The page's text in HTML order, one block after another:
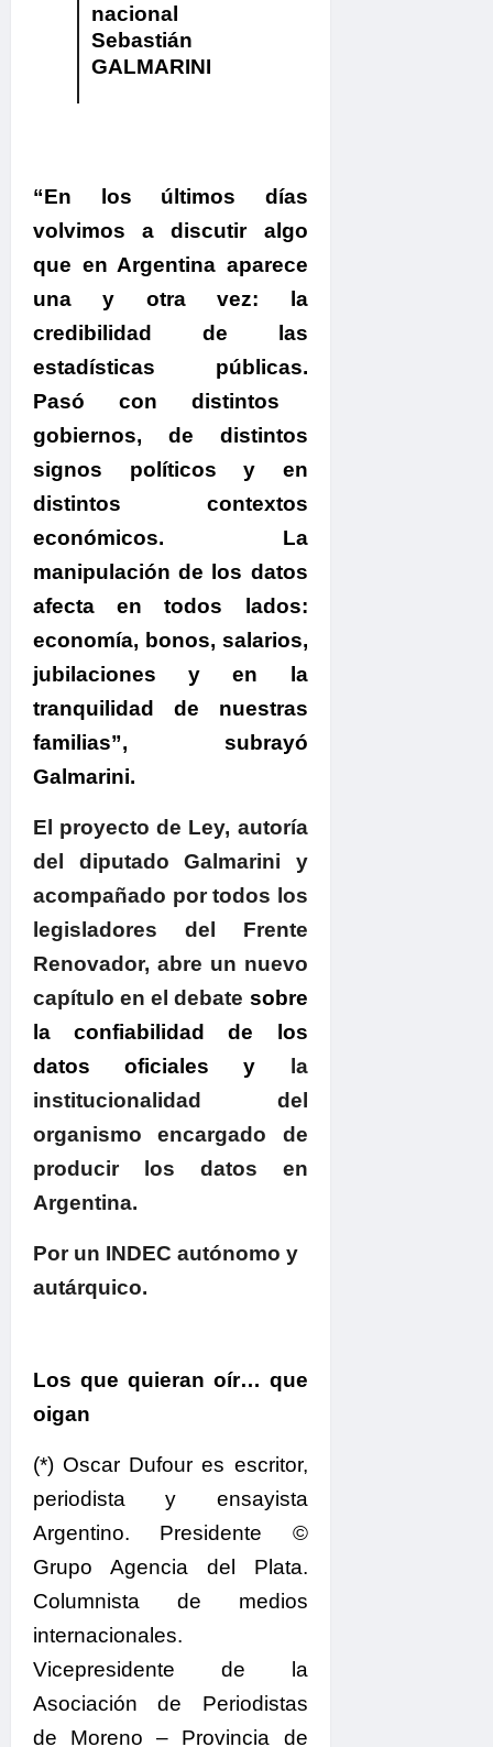
nacional
Sebastián
GALMARINI
“En los últimos días
volvimos a discutir algo
que en Argentina aparece
una y otra vez: la
credibilidad de las
estadísticas públicas.
Pasó con distintos
gobiernos, de distintos
signos políticos y en
distintos contextos
económicos. La
manipulación de los datos
afecta en todos lados:
economía, bonos, salarios,
jubilaciones y en la
tranquilidad de nuestras
familias”, subrayó
Galmarini.
El proyecto de Ley, autoría
del diputado Galmarini y
acompañado por todos los
legisladores del Frente
Renovador, abre un nuevo
capítulo en el debate sobre
la confiabilidad de los
datos oficiales y
la
institucionalidad del
organismo encargado de
producir los datos en
Argentina.
Por un INDEC autónomo y
autárquico.
Los que quieran oír… que
oigan
(*) Oscar Dufour es escritor,
periodista y ensayista
Argentino. Presidente ©
Grupo Agencia del Plata.
Columnista de medios
internacionales.
Vicepresidente de la
Asociación de Periodistas
de Moreno – Provincia de